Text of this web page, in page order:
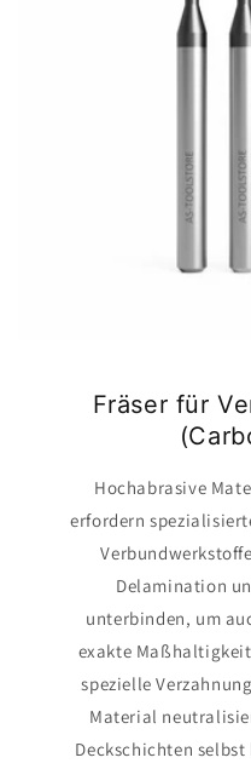
Fräser für
Hochabrasive
erfordern
Delamination
unterbinden, um
exakte
spezielle
Material
Deckschichten